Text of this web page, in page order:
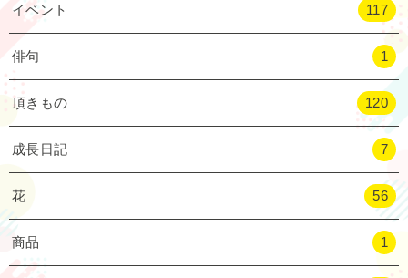
イベント 117
俳句 1
頂きもの 120
成長日記 7
花 56
商品 1